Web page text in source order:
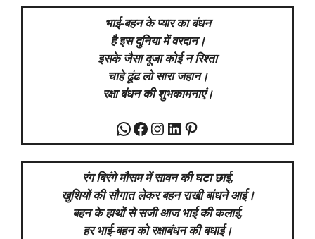
भाई-बहन के प्यार का बंधन
है इस दुनिया में वरदान।
इसके जैसा दूजा कोई न रिश्ता
चाहे ढूंढ लो सारा जहान।
रक्षा बंधन की शुभकामनाएं।
WhatsApp
Facebook
Instagram
LinkedIn
Pinterest
रंग बिरंगे मौसम में सावन की घटा छाई,
खुशियों की सौगात लेकर बहन राखी बांधने आई।
बहन के हाथों से सजी आज भाई की कलाई,
हर भाई-बहन को रक्षाबंधन की बधाई।